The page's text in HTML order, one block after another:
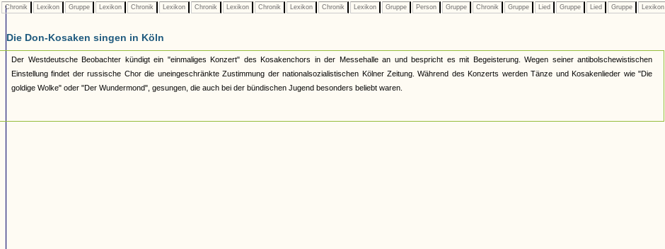
Chronik Lexikon Gruppe Lexikon Chronik Lexikon Chronik Lexikon Chronik Lexikon Chronik Lexikon Gruppe Person Gruppe Chronik Gruppe Lied Gruppe Lied Gruppe Lexikon
Die Don-Kosaken singen in Köln
Der Westdeutsche Beobachter kündigt ein "einmaliges Konzert" des Kosakenchors in der Messehalle an und bespricht es mit Begeisterung. Wegen seiner antibolschewistischen
Einstellung findet der russische Chor die uneingeschränkte Zustimmung der nationalsozialistischen Kölner Zeitung. Während des Konzerts werden Tänze und Kosakenlieder wie "Die
goldige Wolke" oder "Der Wundermond", gesungen, die auch bei der bündischen Jugend besonders beliebt waren.